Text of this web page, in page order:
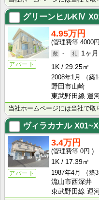
グリーンヒルKⅣ
アパート
4.95万円
4000円
-
1ヶ月
1K
29.25㎡
2008年1月
（築
野田市山崎
東武野田線 運
ヴィラカナル
アパート
3.4万円
0円
1K
17.39㎡
1987年4月
（築
流山市西深井
東武野田線 運